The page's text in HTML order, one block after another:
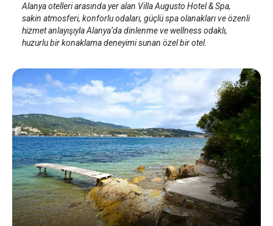
Alanya otelleri arasında yer alan Villa Augusto Hotel & Spa,
sakin atmosferi, konforlu odaları, güçlü spa olanakları ve özenli
hizmet anlayışıyla Alanya’da dinlenme ve wellness odaklı,
huzurlu bir konaklama deneyimi sunan özel bir otel.